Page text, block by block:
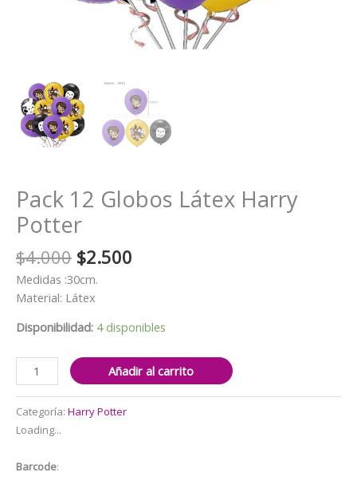
Pack 12 Globos Látex Harry
Potter
$4.000 El
precio
original
$4.000.
$2.500
$2.500.
Medidas :30cm.
Material: Látex
Disponibilidad: 4 disponibles
Pack
12
Globos
Látex
Harry
cantidad
Añadir al carrito
Categoría: Harry Potter
Loading...
Barcode: